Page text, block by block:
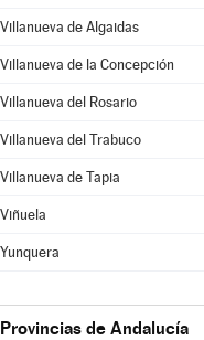
Villanueva de Algaidas
Villanueva de la Concepción
Villanueva del Rosario
Villanueva del Trabuco
Villanueva de Tapia
Viñuela
Yunquera
Provincias de Andalucía